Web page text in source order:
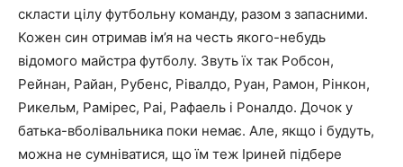
скласти цілу футбольну команду, разом з запасними.
Кожен син отримав ім’я на честь якого-небудь
відомого майстра футболу. Звуть їх так Робсон,
Рейнан, Райан, Рубенс, Рівалдо, Руан, Рамон, Рінкон,
Рикельм, Рамірес, Раі, Рафаель і Роналдо. Дочок у
батька-вболівальника поки немає. Але, якщо і будуть,
можна не сумніватися, що їм теж Іриней підбере